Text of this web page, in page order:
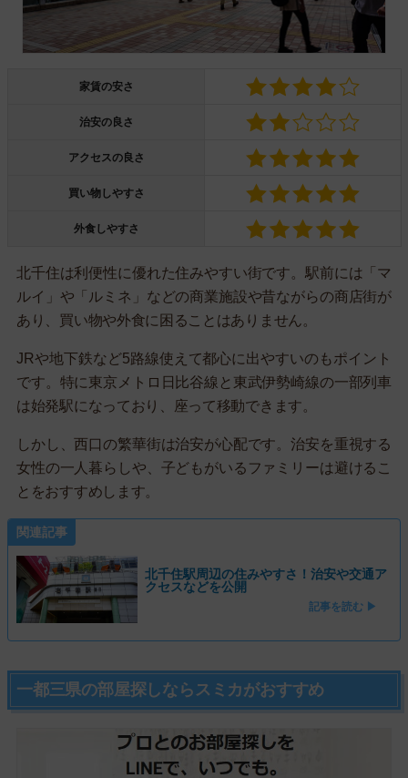
家賃の安さ
治安の良さ
アクセスの良さ
買い物しやすさ
外食しやすさ
北千住は利便性に優れた住みやすい街です。駅前には「マ
ルイ」や「ルミネ」などの商業施設や昔ながらの商店街が
あり、買い物や外食に困ることはありません。
JRや地下鉄など5路線使えて都心に出やすいのもポイント
です。特に東京メトロ日比谷線と東武伊勢崎線の一部列車
は始発駅になっており、座って移動できます。
しかし、西口の繁華街は治安が心配です。治安を重視する
女性の一人暮らしや、子どもがいるファミリーは避けるこ
とをおすすめします。
関連記事
北千住駅周辺の住みやすさ！治安や交通ア
クセスなどを公開
記事を読む ▶
一都三県の部屋探しならスミカがおすすめ